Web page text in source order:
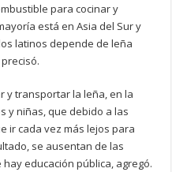
para cocinar y
está en Asia del Sur y
latinos depende de leña
y transportar la leña, en la
y niñas, que debido a las
ir cada vez más lejos para
se ausentan de las
educación pública, agregó.